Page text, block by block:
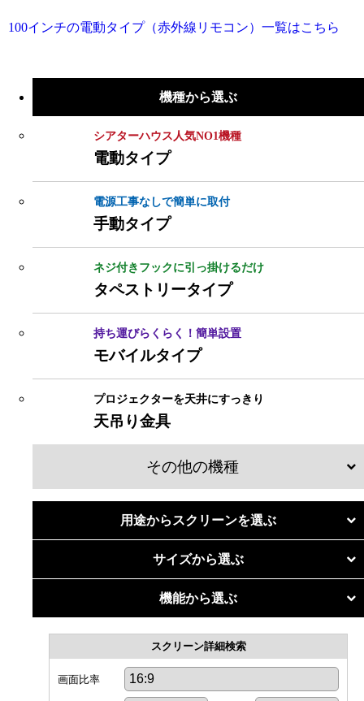
100インチの電動タイプ（赤外線リモコン）一覧はこちら
機種から選ぶ
シアターハウス人気NO1機種
電動タイプ
電源工事なしで簡単に取付
手動タイプ
ネジ付きフックに引っ掛けるだけ
タペストリータイプ
持ち運びらくらく！簡単設置
モバイルタイプ
プロジェクターを天井にすっきり
天吊り金具
その他の機種
マグネットスクリーン
リア投影スクリーン
リア透過フィルム
用途からスクリーンを選ぶ
個人での利用
リビングホームシアター
専用室ホームシアター
サイズから選ぶ
60インチ
インチ
機能から選ぶ
超短焦点・短焦点
明るい部屋に強い
スクリーン詳細検索
画面比率